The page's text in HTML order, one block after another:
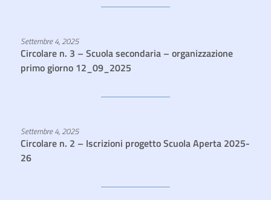
Settembre 4, 2025
Circolare n. 3 – Scuola secondaria – organizzazione
primo giorno 12_09_2025
Settembre 4, 2025
Circolare n. 2 – Iscrizioni progetto Scuola Aperta 2025-
26